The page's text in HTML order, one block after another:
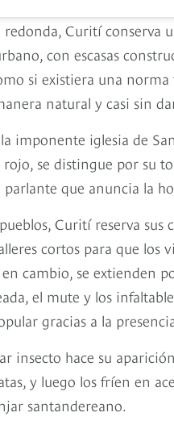
redonda, Curití
con escasas
si existiera una
natural y casi sin
imponente iglesia de
se distingue por su
que anuncia la
Curití reserva sus
cortos para que los
cambio, se extienden
el mute y los
gracias a la
insecto hace su
y luego los fríen en
santandereano.